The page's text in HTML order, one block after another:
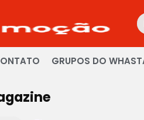
GRUPOS DO